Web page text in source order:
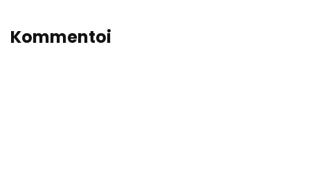
Kommentoi